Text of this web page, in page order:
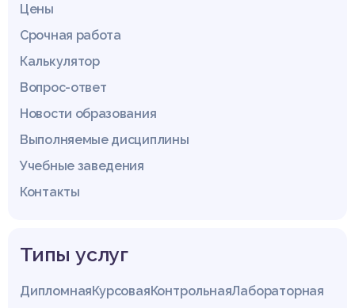
Цены
Срочная работа
Калькулятор
Вопрос-ответ
Новости образования
Выполняемые дисциплины
Учебные заведения
Контакты
Типы услуг
ДипломнаяКурсоваяКонтрольнаяЛабораторная